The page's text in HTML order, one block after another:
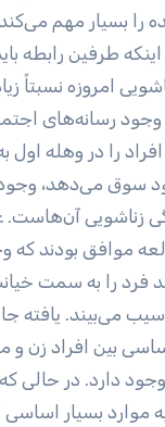
را بسیار مهم
طرفین رابطه
امروزه نسبتاً
وجود رسانه‌های
افراد را در وهله
سوق می‌دهد،
زناشویی آن‌هاست.
موافق بودند که
فرد را به سمت
می‌بیند. یافته
بین افراد زن و
دارد. در حالی
موارد بسیار اساسی